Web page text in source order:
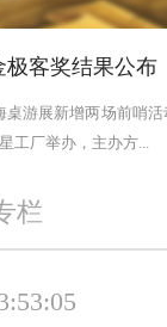
极客奖结果公布
游展新增两场前哨
工厂举办，主办方...
栏